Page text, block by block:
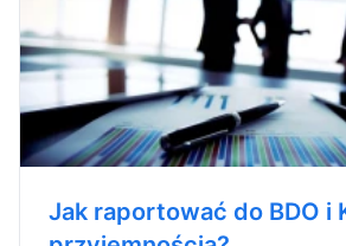
Jak raportować do BDO i